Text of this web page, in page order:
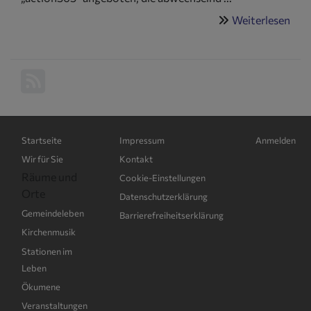
Weiterlesen
Hauptnavigation
Startseite
Wir für Sie
Gemeindeleben
Kirchenmusik
Stationen im
Leben
Ökumene
Veranstaltungen
Fußbereichsmenü
Impressum
Kontakt
Cookie-Einstellungen
Datenschutzerklärung
Barrierefreiheitserklärung
Anmelden